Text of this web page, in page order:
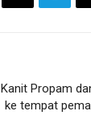
Kanit Propam
ke tempat